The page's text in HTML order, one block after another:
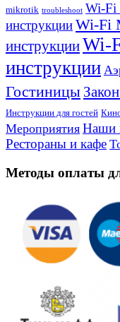
mikrotik troubleshoot Wi-Fi
инструкцииWi-Fi
инструкцииWi-
инструкции
Гостиницы
Инструкции для гостей
Мероприятия Наши
Рестораны и кафе
Методы оплаты